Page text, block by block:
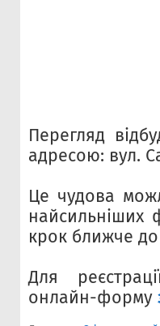
Перегляд
адресою: вул.
Це чудова
найсильніших
крок ближче
Для
онлайн-форму